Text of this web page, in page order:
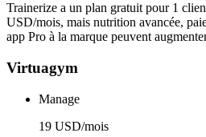
Trainerize a un plan gratuit pour 1
USD/mois, mais nutrition avancée,
app Pro à la marque peuvent
Virtuagym
Manage
19 USD/mois